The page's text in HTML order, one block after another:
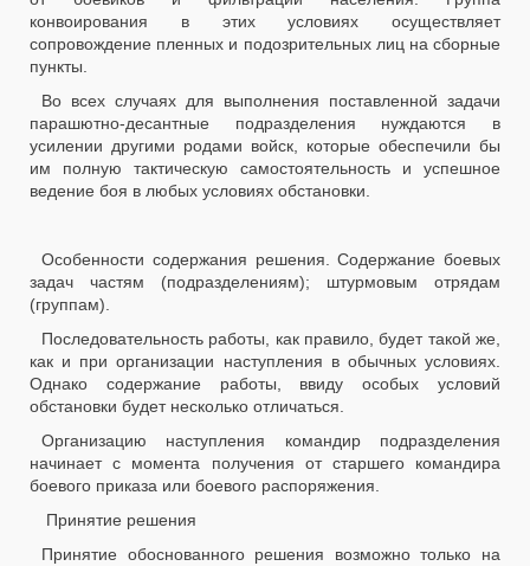
конвоирования в этих условиях осуществляет
сопровождение пленных и подозрительных лиц на сборные
пункты.
Во всех случаях для выполнения поставленной задачи
парашютно-десантные подразделения нуждаются в
усилении другими родами войск, которые обеспечили бы
им полную тактическую самостоятельность и успешное
ведение боя в любых условиях обстановки.
Особенности содержания решения. Содержание боевых
задач частям (подразделениям); штурмовым отрядам
(группам).
Последовательность работы, как правило, будет такой же,
как и при организации наступления в обычных условиях.
Однако содержание работы, ввиду особых условий
обстановки будет несколько отличаться.
Организацию наступления командир подразделения
начинает с момента получения от старшего командира
боевого приказа или боевого распоряжения.
Принятие решения
Принятие обоснованного решения возможно только на